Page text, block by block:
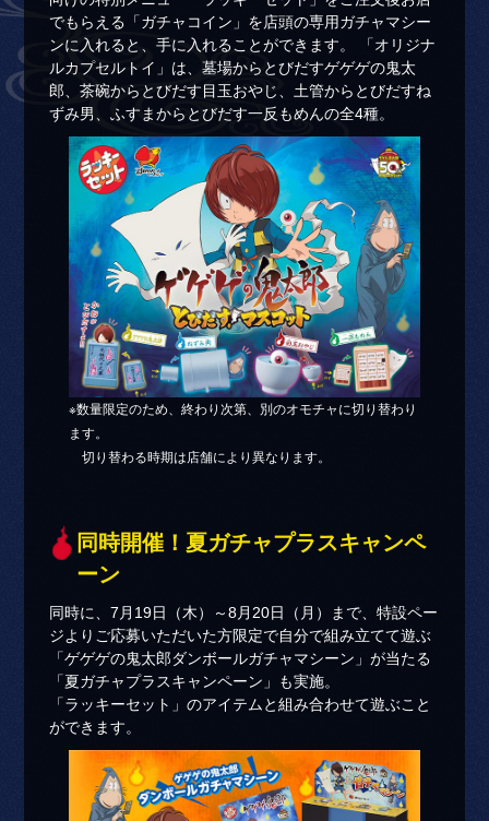
でもらえる「ガチャコイン」を店頭の専用ガチャマシー
ンに入れると、手に入れることができます。 「オリジナ
ルカプセルトイ」は、墓場からとびだすゲゲゲの鬼太
郎、茶碗からとびだす目玉おやじ、土管からとびだすね
ずみ男、ふすまからとびだす一反もめんの全4種。
※数量限定のため、終わり次第、別のオモチャに切り替わり
ます。
切り替わる時期は店舗により異なります。
同時開催！夏ガチャプラスキャンペ
ーン
同時に、7月19日（木）～8月20日（月）まで、特設ペー
ジよりご応募いただいた方限定で自分で組み立てて遊ぶ
「ゲゲゲの鬼太郎ダンボールガチャマシーン」が当たる
「夏ガチャプラスキャンペーン」も実施。
「ラッキーセット」のアイテムと組み合わせて遊ぶこと
ができます。